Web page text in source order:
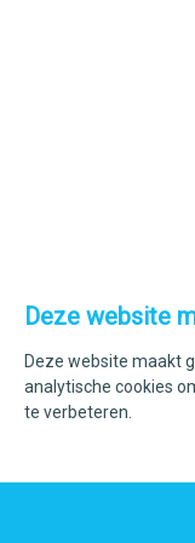
Deze website
Deze website maakt
analytische cookies
te verbeteren.